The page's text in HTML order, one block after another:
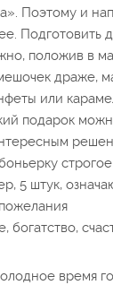
Поэтому и
Подготовить
положив в
драже,
или
подарок
5 штук,
богатство,
время